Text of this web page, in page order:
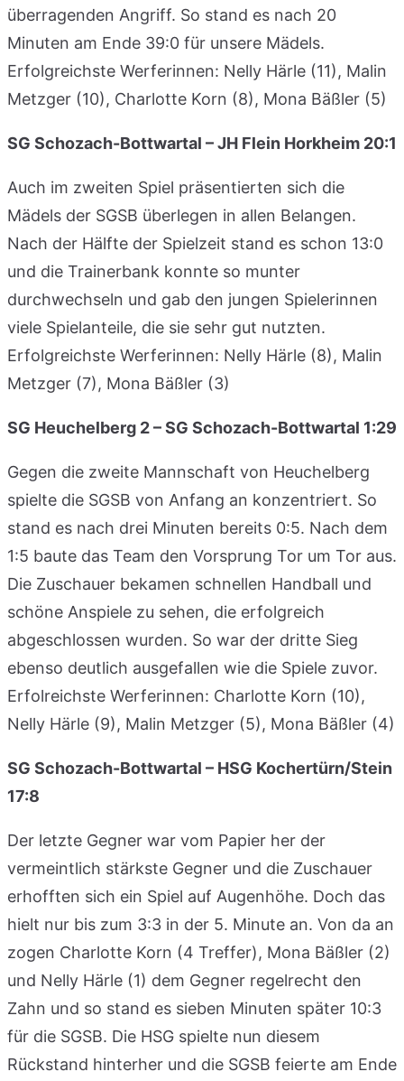
überragenden Angriff. So stand es nach 20
Minuten am Ende 39:0 für unsere Mädels.
Erfolgreichste Werferinnen: Nelly Härle (11), Malin
Metzger (10), Charlotte Korn (8), Mona Bäßler (5)
SG Schozach-Bottwartal – JH Flein Horkheim 20:1
Auch im zweiten Spiel präsentierten sich die
Mädels der SGSB überlegen in allen Belangen.
Nach der Hälfte der Spielzeit stand es schon 13:0
und die Trainerbank konnte so munter
durchwechseln und gab den jungen Spielerinnen
viele Spielanteile, die sie sehr gut nutzten.
Erfolgreichste Werferinnen: Nelly Härle (8), Malin
Metzger (7), Mona Bäßler (3)
SG Heuchelberg 2 – SG Schozach-Bottwartal 1:29
Gegen die zweite Mannschaft von Heuchelberg
spielte die SGSB von Anfang an konzentriert. So
stand es nach drei Minuten bereits 0:5. Nach dem
1:5 baute das Team den Vorsprung Tor um Tor aus.
Die Zuschauer bekamen schnellen Handball und
schöne Anspiele zu sehen, die erfolgreich
abgeschlossen wurden. So war der dritte Sieg
ebenso deutlich ausgefallen wie die Spiele zuvor.
Erfolreichste Werferinnen: Charlotte Korn (10),
Nelly Härle (9), Malin Metzger (5), Mona Bäßler (4)
SG Schozach-Bottwartal – HSG Kochertürn/Stein
17:8
Der letzte Gegner war vom Papier her der
vermeintlich stärkste Gegner und die Zuschauer
erhofften sich ein Spiel auf Augenhöhe. Doch das
hielt nur bis zum 3:3 in der 5. Minute an. Von da an
zogen Charlotte Korn (4 Treffer), Mona Bäßler (2)
und Nelly Härle (1) dem Gegner regelrecht den
Zahn und so stand es sieben Minuten später 10:3
für die SGSB. Die HSG spielte nun diesem
Rückstand hinterher und die SGSB feierte am Ende